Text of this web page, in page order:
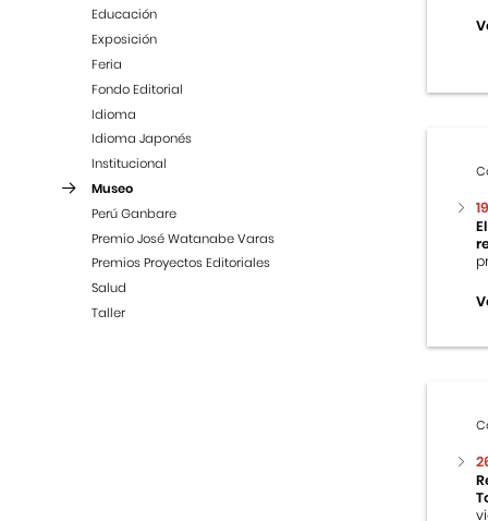
Educación
Exposición
Feria
Fondo Editorial
Idioma
Idioma Japonés
Institucional
Museo
Perú Ganbare
Premio José Watanabe Varas
Premios Proyectos Editoriales
Salud
Taller